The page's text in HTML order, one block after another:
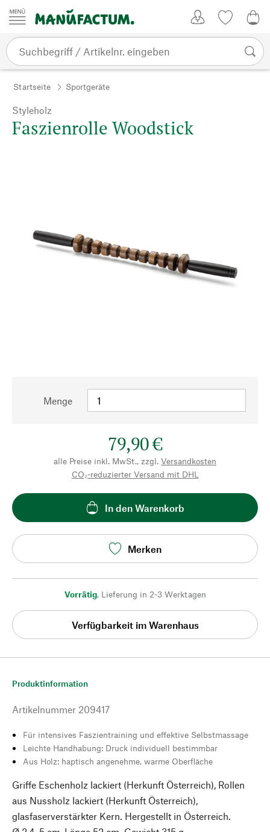
Zum Inhalt springen
Startseite Sportgeräte
Styleholz
Faszienrolle Woodstick
Menge
79,90 €
alle Preise inkl. MwSt., zzgl. Versandkosten
CO₂-reduzierter Versand mit DHL
In den Warenkorb
Merken
Vorrätig, Lieferung in 2-3 Werktagen
Verfügbarkeit im Warenhaus
Produktinformation
Artikelnummer 209417
Für intensives Faszientraining und effektive Selbstmassage
Leichte Handhabung: Druck individuell bestimmbar
Aus Holz: haptisch angenehme, warme Oberfläche
Griffe Eschenholz lackiert (Herkunft Österreich), Rollen
aus Nussholz lackiert (Herkunft Österreich),
glasfaserverstärkter Kern. Hergestellt in Österreich.